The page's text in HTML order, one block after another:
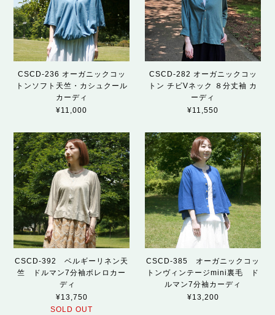
CSCD-236 オーガニックコッ
トンソフト天竺・カシュクール
カーディ
¥11,000
CSCD-282 オーガニックコッ
トン チビVネック ８分丈袖 カ
ーディ
¥11,550
CSCD-392 ベルギーリネン天
竺 ドルマン7分袖ボレロカー
ディ
¥13,750
SOLD OUT
CSCD-385 オーガニックコッ
トンヴィンテージmini裏毛 ド
ルマン7分袖カーディ
¥13,200